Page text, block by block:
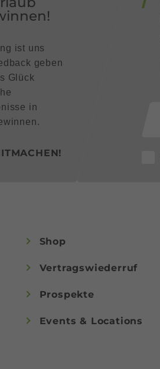
ist uns
geben
Glück
in
Shop
Vertragswiederruf
Prospekte
Events & Locations